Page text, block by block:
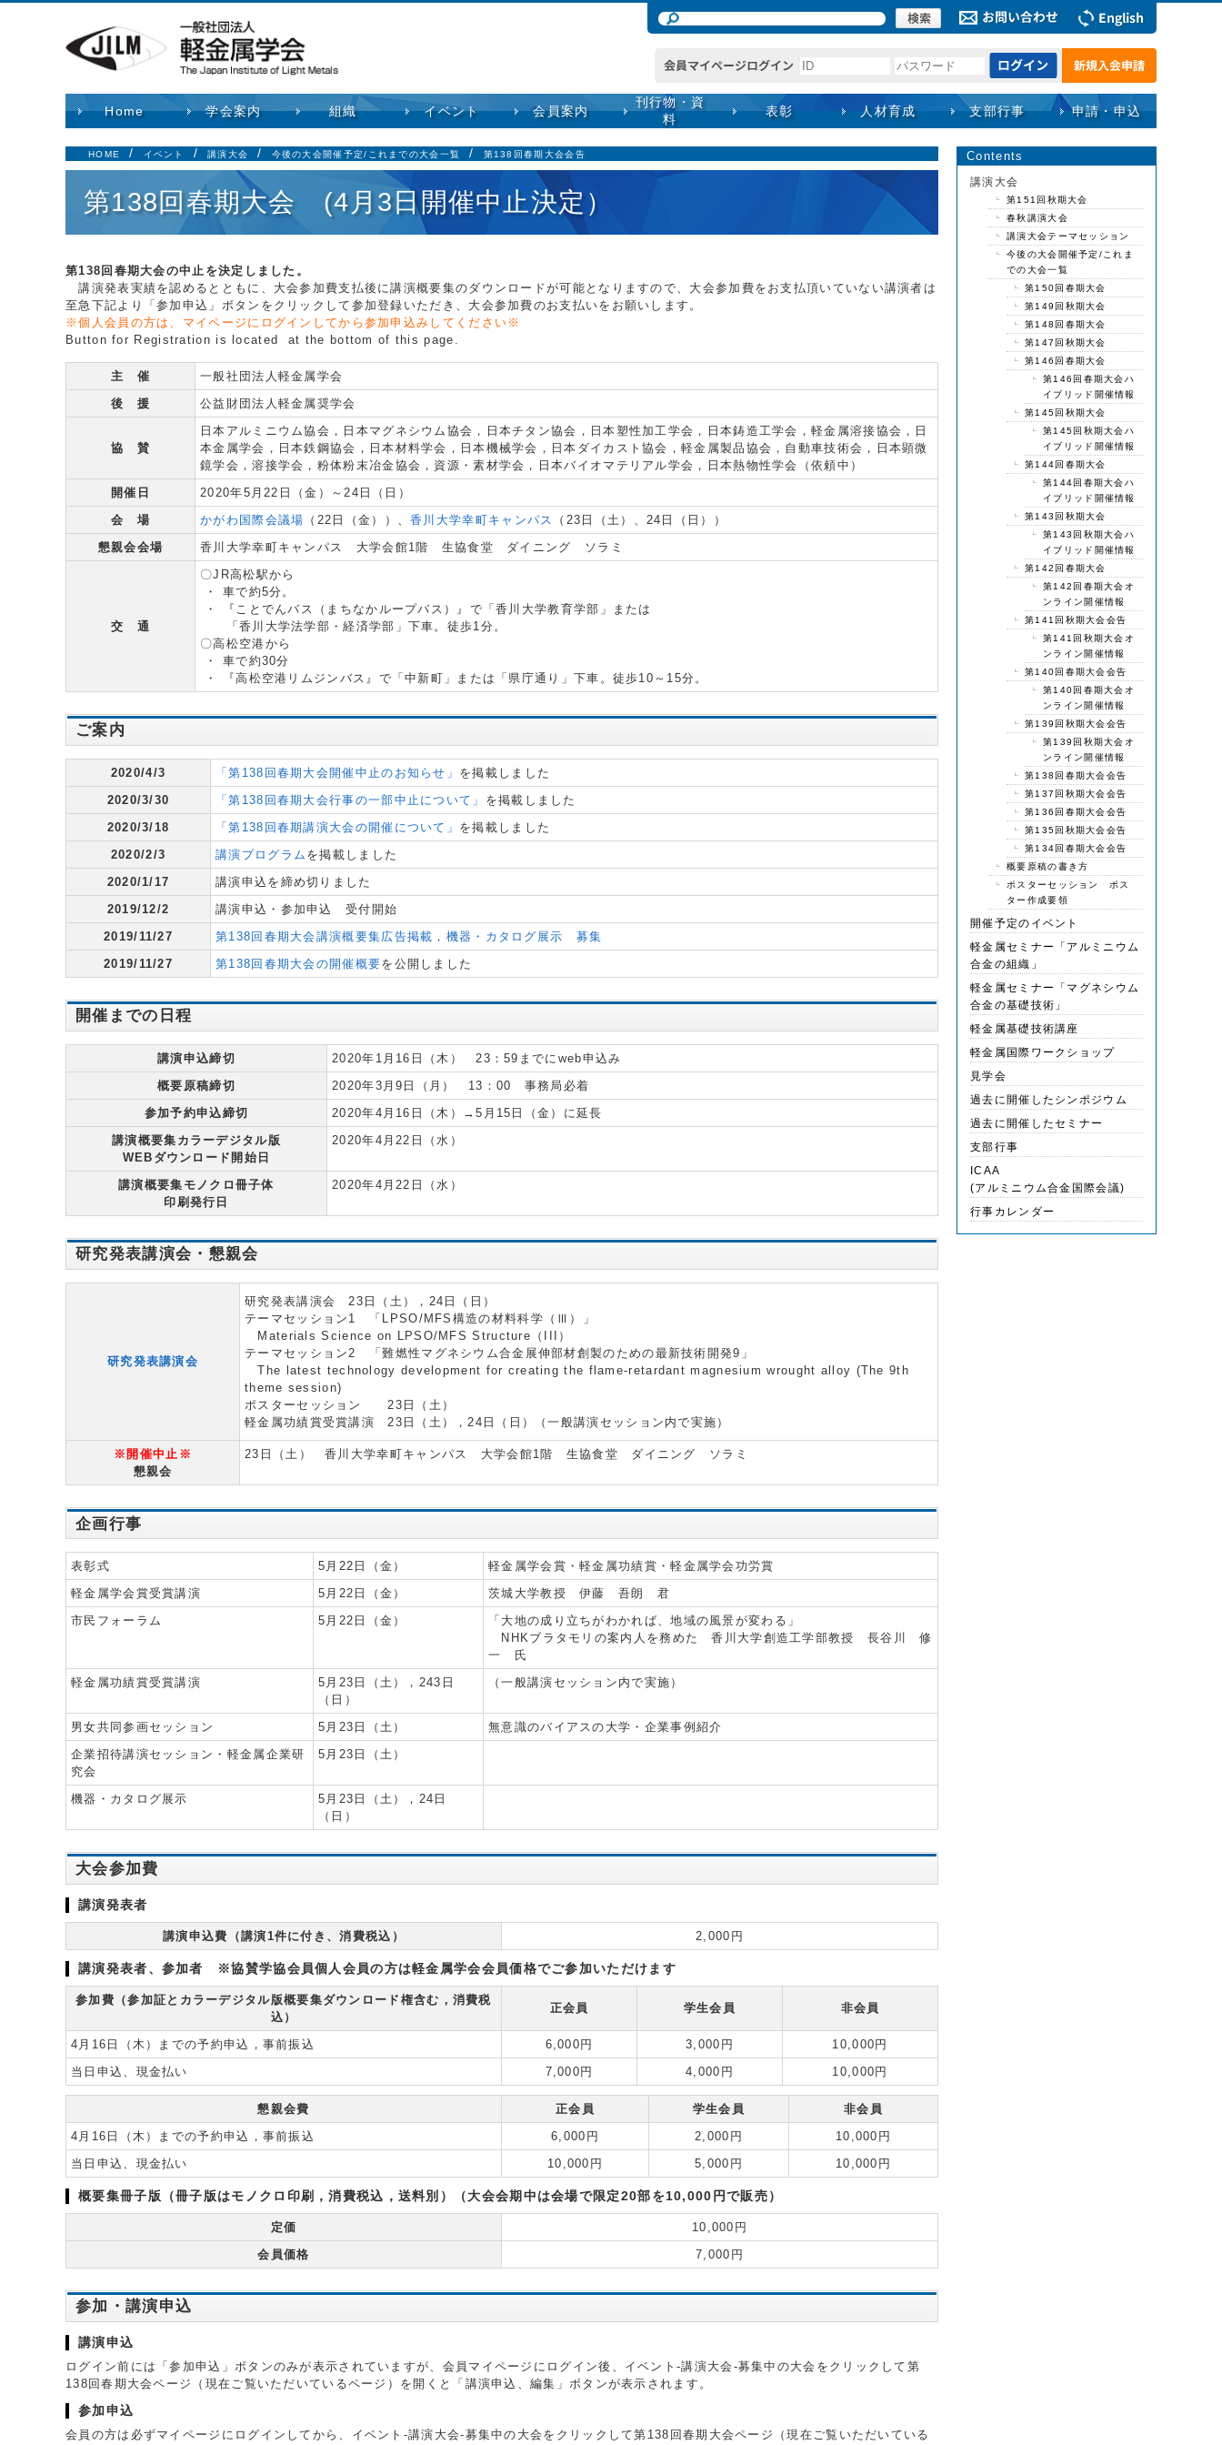
Home 学会案内 組織 イベント 会員案内
刊行物・資
料
表彰 人材育成 支部行事 申請・申込
HOME イベント 講演大会 今後の大会開催予定/これまでの大会一覧 第138回春期大会会告
第138回春期大会 (4月3日開催中止決定）
第138回春期大会の中止を決定しました。
講演発表実績を認めるとともに、大会参加費支払後に講演概要集のダウンロードが可能となりますので、大会参加費をお支払頂いていない講演者は
至急下記より「参加申込」ボタンをクリックして参加登録いただき、大会参加費のお支払いをお願いします。
※個人会員の方は、マイページにログインしてから参加申込みしてください※
Button for Registration is located at the bottom of this page.
主 催
一般社団法人軽金属学会
後 援
公益財団法人軽金属奨学会
協 賛
日本アルミニウム協会，日本マグネシウム協会，日本チタン協会，日本塑性加工学会，日本鋳造工学会，軽金属溶接協会，日
本金属学会，日本鉄鋼協会，日本材料学会，日本機械学会，日本ダイカスト協会，軽金属製品協会，自動車技術会，日本顕微
鏡学会，溶接学会，粉体粉末冶金協会，資源・素材学会，日本バイオマテリアル学会，日本熱物性学会（依頼中）
開催日
2020年5月22日（金）～24日（日）
会 場
かがわ国際会議場 （22日（金））、香川大学幸町キャンパス
（23日（土）、24日（日））
懇親会会場
香川大学幸町キャンパス 大学会館1階 生協食堂 ダイニング ソラミ
交 通
〇JR高松駅から
・ 車で約5分。
・ 『ことでんバス（まちなかループバス）』で「香川大学教育学部」または
「香川大学法学部・経済学部」下車。徒歩1分。
〇高松空港から
・ 車で約30分
・ 『高松空港リムジンバス』で「中新町」または「県庁通り」下車。徒歩10～15分。
ご案内
2020/4/3 「第138回春期大会開催中止のお知らせ」 を掲載しました
2020/3/30
「第138回春期大会行事の一部中止について」 を掲載しました
2020/3/18
「第138回春期講演大会の開催について」 を掲載しました
2020/2/3
講演プログラム を掲載しました
2020/1/17
講演申込を締め切りました
2019/12/2
講演申込・参加申込 受付開始
2019/11/27
第138回春期大会講演概要集広告掲載，機器・カタログ展示 募集
2019/11/27
第138回春期大会の開催概要を公開しました
開催までの日程
講演申込締切
2020年1月16日（木） 23：59までにweb申込み
概要原稿締切
2020年3月9日（月） 13：00 事務局必着
参加予約申込締切
2020年4月16日（木）→5月15日（金）に延長
講演概要集カラーデジタル版
WEBダウンロード開始日
2020年4月22日（水）
講演概要集モノクロ冊子体
印刷発行日
2020年4月22日（水）
研究発表講演会・懇親会
研究発表講演会
研究発表講演会 23日（土），24日（日）
テーマセッション1 「LPSO/MFS構造の材料科学（Ⅲ）」
Materials Science on LPSO/MFS Structure（III）
テーマセッション2 「難燃性マグネシウム合金展伸部材創製のための最新技術開発9」
The latest technology development for creating the flame-retardant magnesium wrought alloy (The 9th
theme session)
ポスターセッション 23日（土）
軽金属功績賞受賞講演 23日（土），24日（日）（一般講演セッション内で実施）
※開催中止※
懇親会
23日（土） 香川大学幸町キャンパス 大学会館1階 生協食堂 ダイニング ソラミ
企画行事
表彰式 5月22日（金）
軽金属学会賞・軽金属功績賞・軽金属学会功労賞
軽金属学会賞受賞講演
5月22日（金）
茨城大学教授 伊藤 吾朗 君
市民フォーラム
5月22日（金）
「大地の成り立ちがわかれば、地域の風景が変わる」
NHKブラタモリの案内人を務めた 香川大学創造工学部教授 長谷川 修
一 氏
軽金属功績賞受賞講演
5月23日（土），243日
（日）
（一般講演セッション内で実施）
男女共同参画セッション 5月23日（土）
無意識のバイアスの大学・企業事例紹介
企業招待講演セッション・軽金属企業研
究会
5月23日（土）
機器・カタログ展示
5月23日（土），24日
（日）
大会参加費
講演発表者
講演申込費（講演1件に付き、消費税込） 2,000円
講演発表者、参加者 ※協賛学協会員個人会員の方は軽金属学会会員価格でご参加いただけます
参加費（参加証とカラーデジタル版概要集ダウンロード権含む，消費税
込）
正会員 学生会員 非会員
4月16日（木）までの予約申込，事前振込 6,000円 3,000円
10,000円
当日申込、現金払い
7,000円 4,000円 10,000円
懇親会費 正会員 学生会員
非会員
4月16日（木）までの予約申込，事前振込
6,000円 2,000円
10,000円
当日申込、現金払い
10,000円 5,000円 10,000円
概要集冊子版（冊子版はモノクロ印刷，消費税込，送料別）（大会会期中は会場で限定20部を10,000円で販売）
定価
10,000円
会員価格
7,000円
参加・講演申込
講演申込
ログイン前には「参加申込」ボタンのみが表示されていますが、会員マイページにログイン後、イベント-講演大会-募集中の大会をクリックして第
138回春期大会ページ（現在ご覧いただいているページ）を開くと「講演申込、編集」ボタンが表示されます。
参加申込
会員の方は必ずマイページにログインしてから、イベント-講演大会-募集中の大会をクリックして第138回春期大会ページ（現在ご覧いただいている
Contents
講演大会
第151回秋期大会
春秋講演大会
講演大会テーマセッション
今後の大会開催予定/これま
での大会一覧
第150回春期大会
第149回秋期大会
第148回春期大会
第147回秋期大会
第146回春期大会
第146回春期大会ハ
イブリッド開催情報
第145回秋期大会
第145回秋期大会ハ
イブリッド開催情報
第144回春期大会
第144回春期大会ハ
イブリッド開催情報
第143回秋期大会
第143回秋期大会ハ
イブリッド開催情報
第142回春期大会
第142回春期大会オ
ンライン開催情報
第141回秋期大会会告
第141回秋期大会オ
ンライン開催情報
第140回春期大会会告
第140回春期大会オ
ンライン開催情報
第139回秋期大会会告
第139回秋期大会オ
ンライン開催情報
第138回春期大会会告
第137回秋期大会会告
第136回春期大会会告
第135回秋期大会会告
第134回春期大会会告
概要原稿の書き方
ポスターセッション ポス
ター作成要領
開催予定のイベント
軽金属セミナー「アルミニウム
合金の組織」
軽金属セミナー「マグネシウム
合金の基礎技術」
軽金属基礎技術講座
軽金属国際ワークショップ
見学会
過去に開催したシンポジウム
過去に開催したセミナー
支部行事
ICAA
(アルミニウム合金国際会議)
行事カレンダー